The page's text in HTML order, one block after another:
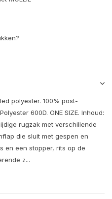
polyester. 100% post-
600D. ONE SIZE. Inhoud:
rugzak met verschillende
die sluit met gespen en
en een stopper, rits op de
z...